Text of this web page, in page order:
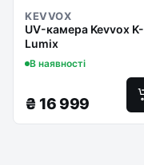
KEVVOX
UV-камера Kevvox K-
Lumix
В наявності
₴ 16 999